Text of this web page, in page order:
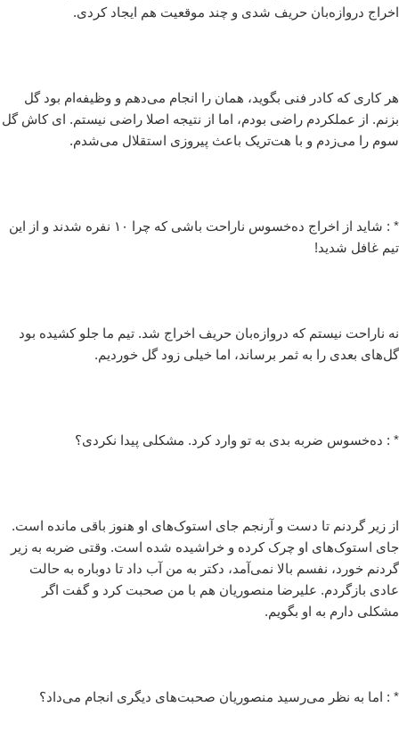
اخراج دروازه‌بان حریف شدی و چند موقعیت هم ایجاد کردی.
هر کاری که کادر فنی بگوید، همان را انجام می‌دهم و وظیفه‌ام بود گل
بزنم. از عملکردم راضی بودم، اما از نتیجه اصلا راضی نیستم. ای کاش گل
سوم را می‌زدم و با هت‌تریک باعث پیروزی استقلال می‌شدم.
* : شاید از اخراج ده‌خسوس ناراحت باشی که چرا ۱۰ نفره شدند و از این
تیم غافل شدید!
نه ناراحت نیستم که دروازه‌بان حریف اخراج شد. تیم ما جلو کشیده بود
گل‌های بعدی را به ثمر برساند، اما خیلی زود گل خوردیم.
* : ده‌خسوس ضربه بدی به تو وارد کرد. مشکلی پیدا نکردی؟
از زیر گردنم تا دست و آرنجم جای استوک‌های او هنوز باقی مانده است.
جای استوک‌های او چرک کرده و خراشیده شده است. وقتی ضربه به زیر
گردنم خورد، نفسم بالا نمی‌آمد، دکتر به من آب داد تا دوباره به حالت
عادی بازگردم. علیرضا منصوریان هم با من صحبت کرد و گفت اگر
مشکلی دارم به او بگویم.
* : اما به نظر می‌رسید منصوریان صحبت‌‌های دیگری انجام می‌داد؟